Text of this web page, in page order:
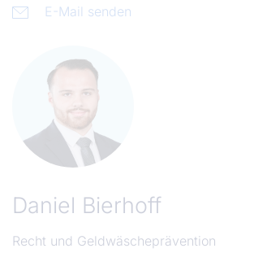
E-Mail senden
Daniel Bierhoff
Recht und Geldwäscheprävention